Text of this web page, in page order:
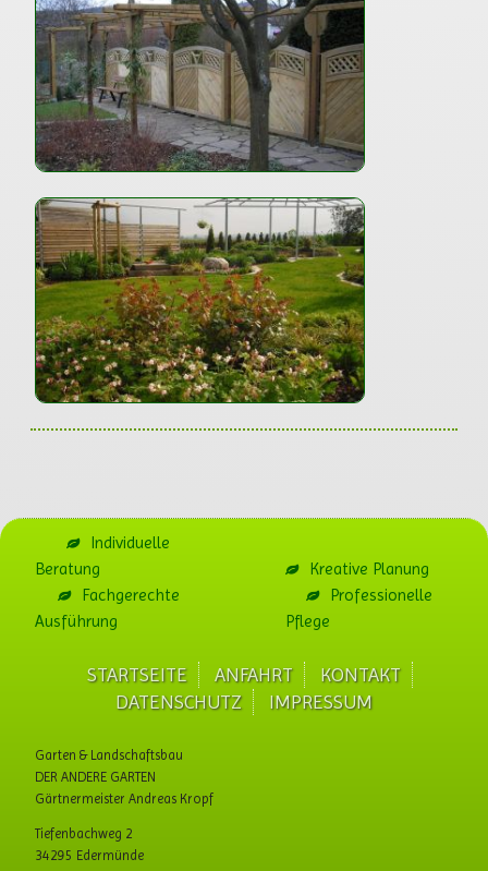
Individuelle
Beratung
Kreative Planung
Fachgerechte
Ausführung
Professionelle
Pflege
STARTSEITE ANFAHRT
KONTAKT
DATENSCHUTZ
IMPRESSUM
Garten & Landschaftsbau
DER ANDERE GARTEN
Gärtnermeister Andreas Kropf
Tiefenbachweg 2
34295 Edermünde